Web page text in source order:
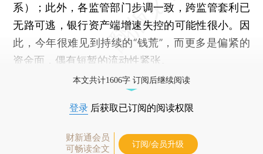
系）；此外，各监管部门步调一致，跨监管套利已
无路可逃，银行资产端增速失控的可能性很小。因
此，今年很难见到持续的“钱荒”，而更多是偏紧的
资金面，偶有短暂的流动性紧张。
本文共计1606字 订阅后继续阅读
登录 后获取已订阅的阅读权限
财新通会员
可畅读全文
订阅/会员升级